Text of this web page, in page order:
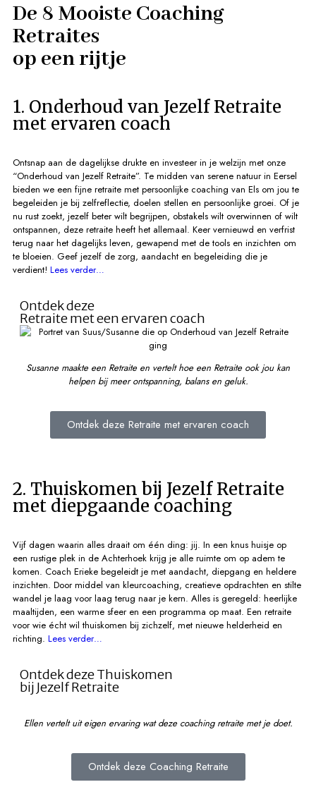
De 8 Mooiste Coaching
Retraites
op een rijtje
1. Onderhoud van Jezelf Retraite
met ervaren coach
Ontsnap aan de dagelijkse drukte en investeer in je welzijn met onze
“Onderhoud van Jezelf Retraite”. Te midden van serene natuur in Eersel
bieden we een fijne retraite met persoonlijke coaching van Els om jou te
begeleiden je bij zelfreflectie, doelen stellen en persoonlijke groei. Of je
nu rust zoekt, jezelf beter wilt begrijpen, obstakels wilt overwinnen of wilt
ontspannen, deze retraite heeft het allemaal. Keer vernieuwd en verfrist
terug naar het dagelijks leven, gewapend met de tools en inzichten om
te bloeien. Geef jezelf de zorg, aandacht en begeleiding die je
verdient! Lees verder…
Ontdek deze
Retraite met een ervaren coach
Susanne maakte een Retraite en vertelt hoe een Retraite ook jou kan
helpen bij meer ontspanning, balans en geluk.
Ontdek deze Retraite met ervaren coach
2. Thuiskomen bij Jezelf Retraite
met diepgaande coaching
Vijf dagen waarin alles draait om één ding: jij. In een knus huisje op
een rustige plek in de Achterhoek krijg je alle ruimte om op adem te
komen. Coach Erieke begeleidt je met aandacht, diepgang en heldere
inzichten. Door middel van kleurcoaching, creatieve opdrachten en stilte
wandel je laag voor laag terug naar je kern. Alles is geregeld: heerlijke
maaltijden, een warme sfeer en een programma op maat. Een retraite
voor wie écht wil thuiskomen bij zichzelf, met nieuwe helderheid en
richting. Lees verder…
Ontdek deze Thuiskomen
bij Jezelf Retraite
Ellen vertelt uit eigen ervaring wat deze coaching retraite met je doet.
Ontdek deze Coaching Retraite